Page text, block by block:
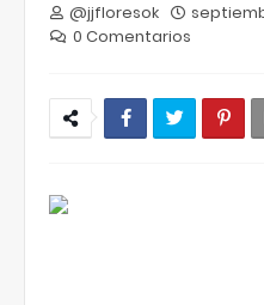
@jjfloresok
0 Comentarios